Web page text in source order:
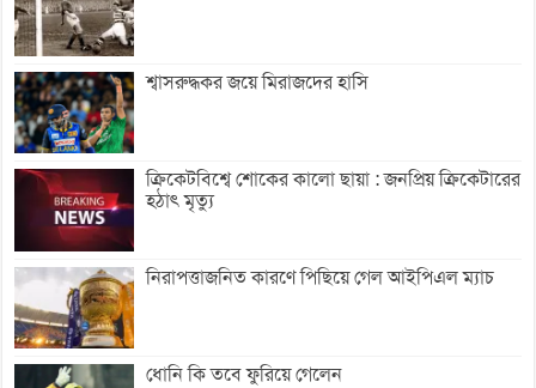
শ্বাসরুদ্ধকর জয়ে মিরাজদের হাসি
ক্রিকেটবিশ্বে শোকের কালো ছায়া : জনপ্রিয় ক্রিকেটারের
হঠাৎ মৃত্যু
নিরাপত্তাজনিত কারণে পিছিয়ে গেল আইপিএল ম্যাচ
ধোনি কি তবে ফুরিয়ে গেলেন